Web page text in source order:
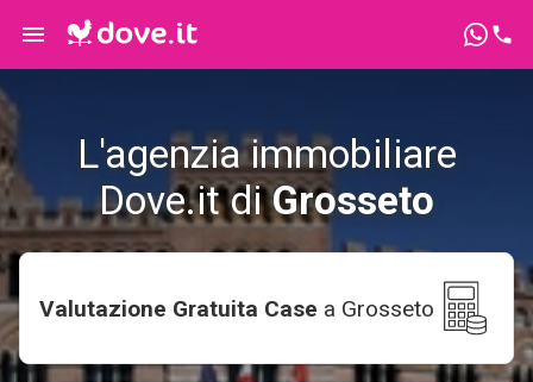
L'agenzia immobiliare
Dove.it diGrosseto
Valutazione Gratuita Case a Grosseto